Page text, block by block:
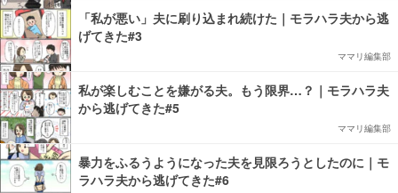
「私が悪い」夫に刷り込まれ続けた｜モラハラ夫から逃
げてきた#3
ママリ編集部
私が楽しむことを嫌がる夫。もう限界…？｜モラハラ夫
から逃げてきた#5
ママリ編集部
暴力をふるうようになった夫を見限ろうとしたのに｜モ
ラハラ夫から逃げてきた#6